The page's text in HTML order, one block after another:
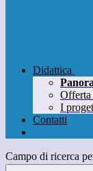
Didattica
Offerta
I
Contatti
Campo di ricerca